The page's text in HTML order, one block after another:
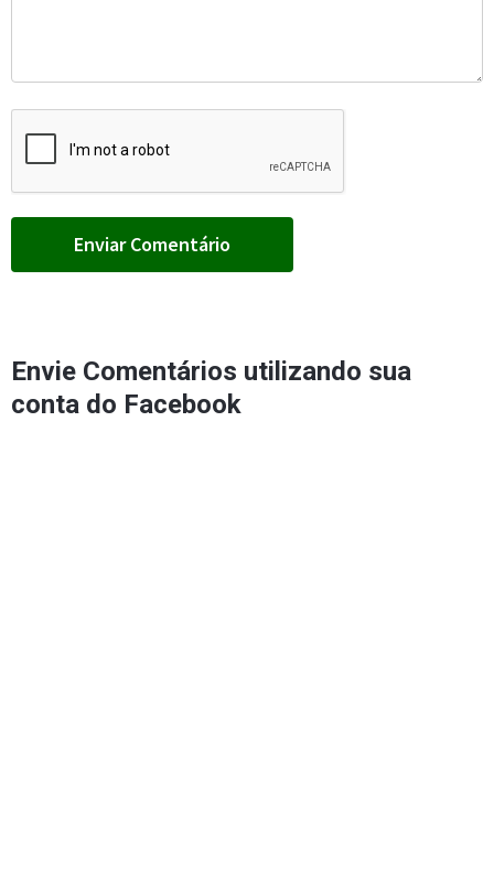
Envie Comentários utilizando sua
conta do Facebook